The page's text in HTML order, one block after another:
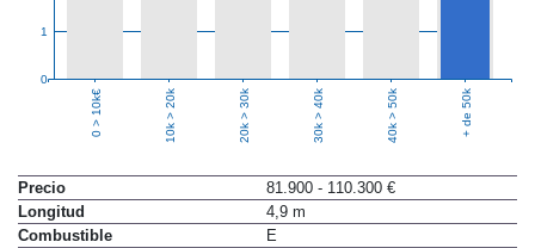
0
1
0 > 10k€ 10k > 20k 20k > 30k 30k > 40k 40k > 50k + de 50k
Precio
81.900 - 110.300 €
Longitud
4,9 m
Combustible
E